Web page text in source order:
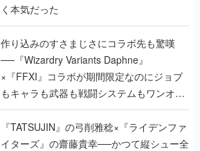
く本気だった
作り込みのすさまじさにコラボ先も驚嘆
──『Wizardry Variants Daphne』
×『FFXI』コラボが期間限定なのにジョブ
もキャラも武器も戦闘システムもワンオフ
で作り込まれた理由を両ディレクターに聞
く
『TATSUJIN』の弓削雅稔×『ライデンファ
イターズ』の齋藤貴幸──かつて縦シュー全